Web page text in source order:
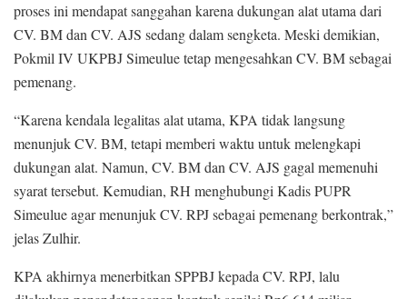
proses ini mendapat sanggahan karena dukungan alat utama dari
CV. BM dan CV. AJS sedang dalam sengketa. Meski demikian,
Pokmil IV UKPBJ Simeulue tetap mengesahkan CV. BM sebagai
pemenang.
“Karena kendala legalitas alat utama, KPA tidak langsung
menunjuk CV. BM, tetapi memberi waktu untuk melengkapi
dukungan alat. Namun, CV. BM dan CV. AJS gagal memenuhi
syarat tersebut. Kemudian, RH menghubungi Kadis PUPR
Simeulue agar menunjuk CV. RPJ sebagai pemenang berkontrak,”
jelas Zulhir.
KPA akhirnya menerbitkan SPPBJ kepada CV. RPJ, lalu